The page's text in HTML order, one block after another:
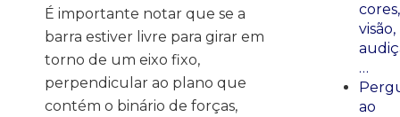
É importante notar que se a
barra estiver livre para girar em
torno de um eixo fixo,
perpendicular ao plano que
contém o binário de forças,
cores,
visão,
…
ao